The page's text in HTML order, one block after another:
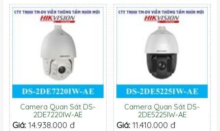
Camera Quan Sát DS-
2DE7220IW-AE
Giá: 14.938.000 đ
Camera Quan Sát DS-
2DE5225IW-AE
Giá: 11.410.000 đ